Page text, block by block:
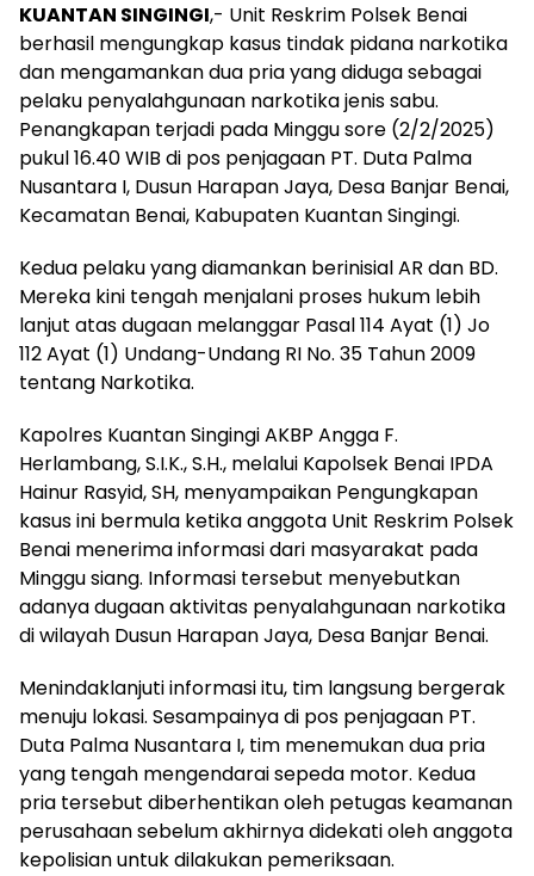
KUANTAN SINGINGI,- Unit Reskrim Polsek Benai
berhasil mengungkap kasus tindak pidana narkotika
dan mengamankan dua pria yang diduga sebagai
pelaku penyalahgunaan narkotika jenis sabu.
Penangkapan terjadi pada Minggu sore (2/2/2025)
pukul 16.40 WIB di pos penjagaan PT. Duta Palma
Nusantara I, Dusun Harapan Jaya, Desa Banjar Benai,
Kecamatan Benai, Kabupaten Kuantan Singingi.
Kedua pelaku yang diamankan berinisial AR dan BD.
Mereka kini tengah menjalani proses hukum lebih
lanjut atas dugaan melanggar Pasal 114 Ayat (1) Jo
112 Ayat (1) Undang-Undang RI No. 35 Tahun 2009
tentang Narkotika.
Kapolres Kuantan Singingi AKBP Angga F.
Herlambang, S.I.K., S.H., melalui Kapolsek Benai IPDA
Hainur Rasyid, SH, menyampaikan Pengungkapan
kasus ini bermula ketika anggota Unit Reskrim Polsek
Benai menerima informasi dari masyarakat pada
Minggu siang. Informasi tersebut menyebutkan
adanya dugaan aktivitas penyalahgunaan narkotika
di wilayah Dusun Harapan Jaya, Desa Banjar Benai.
Menindaklanjuti informasi itu, tim langsung bergerak
menuju lokasi. Sesampainya di pos penjagaan PT.
Duta Palma Nusantara I, tim menemukan dua pria
yang tengah mengendarai sepeda motor. Kedua
pria tersebut diberhentikan oleh petugas keamanan
perusahaan sebelum akhirnya didekati oleh anggota
kepolisian untuk dilakukan pemeriksaan.